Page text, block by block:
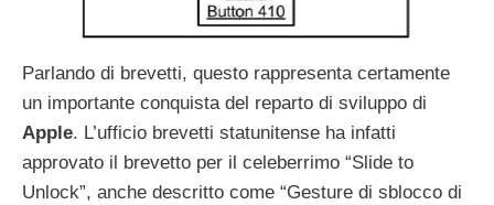
Parlando di brevetti, questo rappresenta certamente
un importante conquista del reparto di sviluppo di
Apple. L’ufficio brevetti statunitense ha infatti
approvato il brevetto per il celeberrimo “Slide to
Unlock”, anche descritto come “Gesture di sblocco di